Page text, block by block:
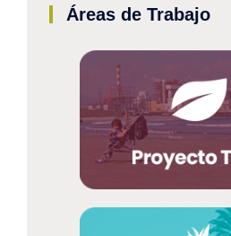
Áreas de Trabajo